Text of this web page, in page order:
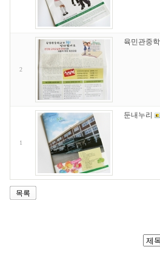
2
육민관중
1
둔내누리
목록